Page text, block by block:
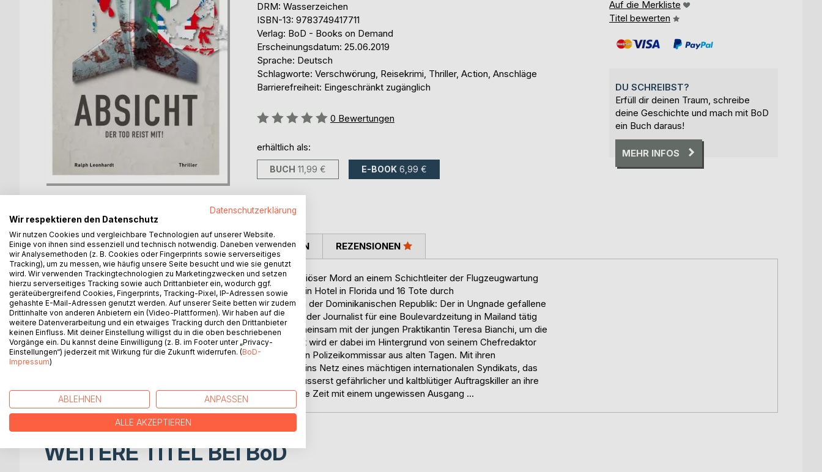
DRM: Wasserzeichen
ISBN-13: 9783749417711
Verlag: BoD - Books on Demand
Erscheinungsdatum: 25.06.2019
Sprache: Deutsch
Schlagworte: Verschwörung, Reisekrimi, Thriller, Action, Anschläge
Barrierefreiheit: Eingeschränkt zugänglich
Bewertung::
0 Bewertungen
erhältlich als:
BUCH 11,99 € E-BOOK 6,99 €
Auf die Merkliste
Titel bewerten
DU SCHREIBST?
Erfüll dir deinen Traum, schreibe
deine Geschichte und mach mit BoD
ein Buch daraus!
MEHR INFOS
BESCHREIBUNG
Ein Flugzeugabsturz in der ägyptischen Wüste, ein mysteriöser Mord an einem Schichtleiter der Flugzeugwartung
am Flughafen in Mailand, ein verheerender Anschlag auf ein Hotel in Florida und 16 Tote durch
Lebensmittelvergiftung in einem exklusiven Ferienresort in der Dominikanischen Republik: Der in Ungnade gefallene
ehemalige Polizist Mario Sorese, der jetzt als freischaffender Journalist für eine Boulevardzeitung in Mailand tätig
ist, wittert als Einziger die Zusammenhänge und reist, gemeinsam mit der jungen Praktikantin Teresa Bianchi, um die
halbe Welt, um seinen Verdacht zu bestätigen. Unterstützt wird er dabei im Hintergrund von seinem Chefredaktor
Bruno Tipo und von Giuseppe Monelli, einem befreundeten Polizeikommissar aus alten Tagen. Mit ihren
Nachforschungen geraten Teresa und Mario immer tiefer ins Netz eines mächtigen internationalen Syndikats, das
einen skrupellosen Plan verfolgt. Als sich auch noch ein äusserst gefährlicher und kaltblütiger Auftragskiller an ihre
Fersen heftet, beginnt ein dramatischer Wettlauf gegen die Zeit mit einem ungewissen Ausgang ...
AUTOR/IN PRESSESTIMMEN REZENSIONEN
WEITERE TITEL BEIBoD
Datenschutzerklärung
Wir respektieren den Datenschutz
Wir nutzen Cookies und vergleichbare Technologien auf unserer Website.
Einige von ihnen sind essenziell und technisch notwendig. Daneben verwenden
wir Analysemethoden (z. B. Cookies oder Fingerprints sowie serverseitiges
Tracking), um zu messen, wie häufig unsere Seite besucht und wie sie genutzt
wird. Wir verwenden Trackingtechnologien zu Marketingzwecken und setzen
hierzu serverseitiges Tracking sowie auch Drittanbieter ein, wodurch ggf.
geräteübergreifend Cookies, Fingerprints, Tracking-Pixel, IP-Adressen sowie
gehashte E-Mail-Adressen genutzt werden. Auf unserer Seite betten wir zudem
Drittinhalte von anderen Anbietern ein (Video-Plattformen). Wir haben auf die
weitere Datenverarbeitung und ein etwaiges Tracking durch den Drittanbieter
keinen Einfluss. Mit deiner Einstellung willigst du in die oben beschriebenen
Vorgänge ein. Du kannst deine Einwilligung (z. B. im Footer unter „Privacy-
Einstellungen“) jederzeit mit Wirkung für die Zukunft widerrufen. (BoD-
Impressum)
ABLEHNEN ANPASSEN
ALLE AKZEPTIEREN